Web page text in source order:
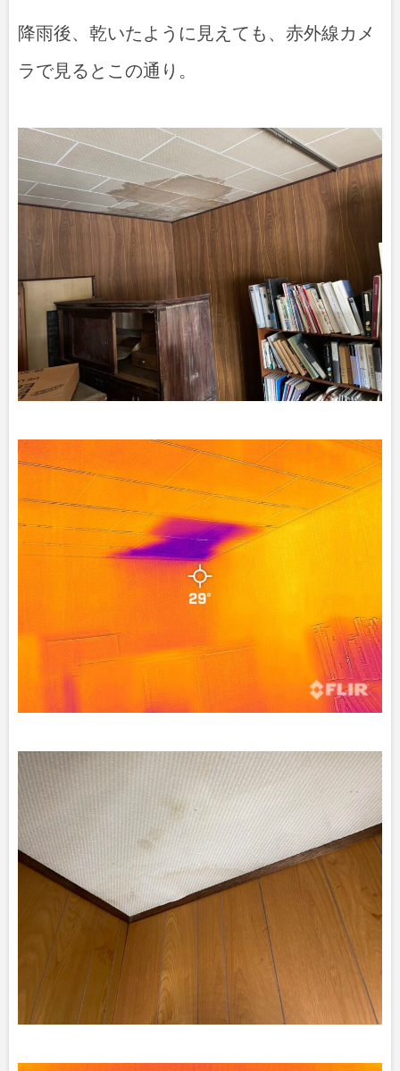
降雨後、乾いたように見えても、赤外線カメ
ラで見るとこの通り。